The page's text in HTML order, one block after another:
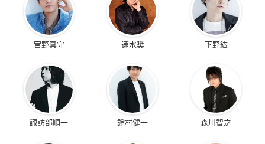
宮野真守 速水奨 下野紘
諏訪部順一 鈴村健一 森川智之